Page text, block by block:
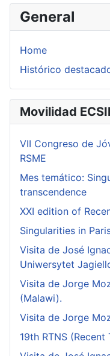
General
Home
Histórico
Movilidad
VII Congreso de
RSME
Mes temático:
transcendence
XXI edition of
Singularities in
Visita de José
Uniwersytet
Visita de Jorge
(Malawi).
Visita de Jorge
19th RTNS